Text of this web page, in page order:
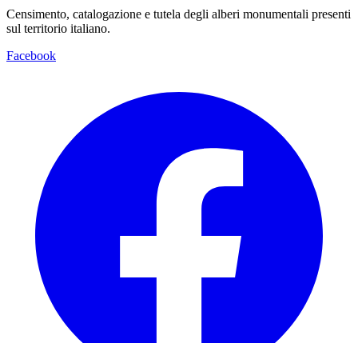
Censimento, catalogazione e tutela degli alberi monumentali presenti
sul territorio italiano.
Facebook